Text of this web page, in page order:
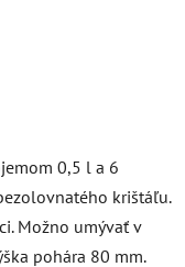
0,5 l a 6
krištáľu.
Možno umývať v
pohára 80 mm.